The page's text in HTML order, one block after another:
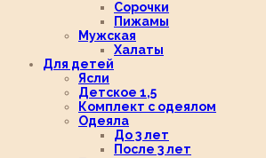
Сорочки
Пижамы
Мужская
Халаты
Для детей
Ясли
Детское 1,5
Комплект с одеялом
Одеяла
До 3 лет
После 3 лет